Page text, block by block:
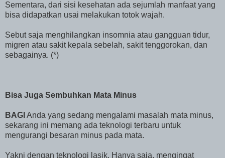
Sementara, dari sisi kesehatan ada sejumlah manfaat yang
bisa didapatkan usai melakukan totok wajah.
Sebut saja menghilangkan insomnia atau gangguan tidur,
migren atau sakit kepala sebelah, sakit tenggorokan, dan
sebagainya. (*)
Bisa Juga Sembuhkan Mata Minus
BAGI Anda yang sedang mengalami masalah mata minus,
sekarang ini memang ada teknologi terbaru untuk
mengurangi besaran minus pada mata.
Yakni dengan teknologi lasik. Hanya saja, mengingat